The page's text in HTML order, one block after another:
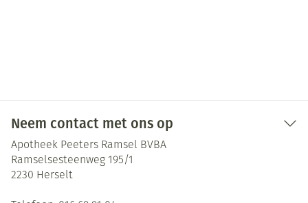
Neem contact met ons op
Apotheek Peeters Ramsel BVBA
Ramselsesteenweg 195/1
2230 Herselt